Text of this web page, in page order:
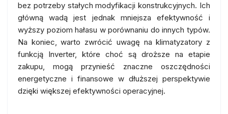
bez potrzeby stałych modyfikacji konstrukcyjnych. Ich
główną wadą jest jednak mniejsza efektywność i
wyższy poziom hałasu w porównaniu do innych typów.
Na koniec, warto zwrócić uwagę na klimatyzatory z
funkcją Inverter, które choć są droższe na etapie
zakupu, mogą przynieść znaczne oszczędności
energetyczne i finansowe w dłuższej perspektywie
dzięki większej efektywności operacyjnej.